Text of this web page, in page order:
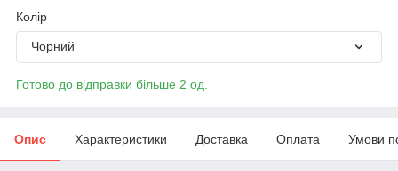
Колір
Чорний
Готово до відправки більше 2 од.
Опис Характеристики Доставка Оплата Умови